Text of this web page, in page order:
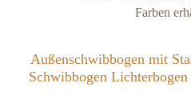
Außenschwibbogen mit
Schwibbogen